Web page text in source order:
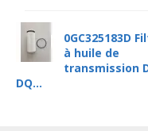
0GC325183D
à huile de
transmission
DQ...